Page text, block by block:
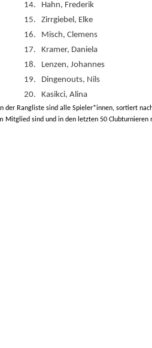
14.
Hahn, Frederik
15.
Zirrgiebel, Elke
16.
Misch, Clemens
17.
Kramer, Daniela
18.
Lenzen, Johannes
19.
Dingenouts, Nils
20.
Kasikci, Alina
der Rangliste sind alle Spieler*innen, sortiert
Mitglied sind und in den letzten 50 Clubturnieren